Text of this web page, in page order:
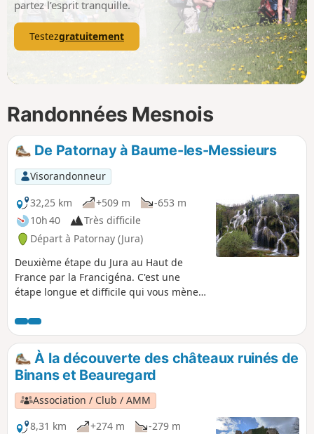
partez l’esprit tranquille.
Testezgratuitement
Randonnées Mesnois
De Patornay à Baume-les-Messieurs
Visorandonneur
32,25 km
+509 m
-653 m
10h 40
Très difficile
Départ à Patornay (Jura)
Deuxième étape du Jura au Haut de
France par la Francigéna. C'est une
étape longue et difficile qui vous mène
Messieurs, dominé par de vertigineuses
falaises. Après un parcours sur La Haute
Vallée de la Vallière offrant des
panoramas magnifiques, vous arrivez
dans le village de Baume-les-Messieurs,
classé parmi les « Plus beaux villages de
France », qui a gardé tout son caractère
d’antan et ses belles pierres.
À la découverte des châteaux ruinés de
Binans et Beauregard
Association / Club / AMM
8,31 km
+274 m
-279 m